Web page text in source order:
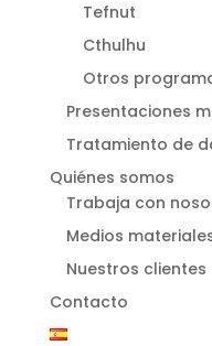
Tefnut
Cthulhu
Otros
Presentaciones
Tratamiento de
Quiénes somos
Trabaja con
Medios
Nuestros clientes
Contacto